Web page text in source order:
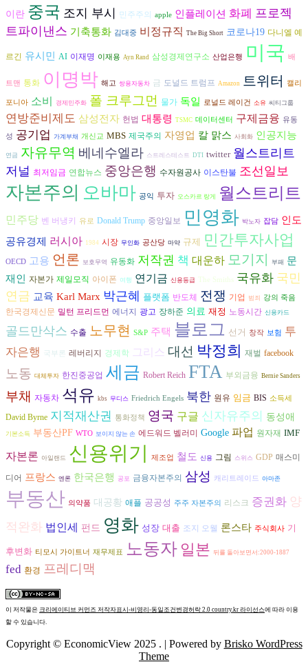
이란 중국 조지 부시 민주주의 apple 인플레이션 화폐 프로젝
트파이낸스 기축통화 김대중 비정규직 The Big Short 코로나19 다니엘 예
르긴 유시민 AI 이재명 이재용 Ayn Rand 삼성경제연구소 산업은행 미국 배
트맨 통화 이명박 해고 쌍용자동차 금 도널드 트럼프 Amazon 트위터 캘리
포니아 소비 경제민주화 폴 크루그먼 물가 독일 로널드 레이건 소유 씨티그룹
연방준비제도 삼성전자 헌법 대통령 TSMC 데이터센터 구제금융 유동
성 공기업 가계부채 개신교 MBS 제국주의 자영업 칼 맑스 사회화 인공지능
연금 자유무역 베네수엘라 스트레스테스트 DTI twitter 월스트리트
저널 최저임금 연합뉴스 중앙은행 수자원공사 이스탄불 조선일보
자본주의 오바마 공익 투자 오스카르 랑게 월스트리트
민주당 벤 버냉키 유로 Donald Trump 중앙일보 민영화 박노자 잡담 인도
공유경제 러시아 1984 시장 무인화 공산당 마약 규제 민간투자사업
OECD 고용 언론 보호무역 유동화 저작권 책 대운하 모기지 부패 문
재인 자본가 제일모직 아이폰 여행 연기금 신용등급 The Smiths 국유화 국민
연금 교육 Karl Marx 박근혜 플랫폼 반도체 전쟁 기업 범죄 강의 죽음
한국경제신문 밀턴 프리드먼 에너지 광고 장하준 의료 재정 노동시간 신용카드
골드만삭스 수출 노무현 S&P 주택 블로그 선거 창작 보험 투
자은행
국부론 레버리지 경제학 그리스 대선 박정희 재벌 facebook
노동 대체투자 한진중공업 세금 Robert Reich FTA 부외금융 Bernie Sanders
부채 자동차 석유 kbs 무디스 Friedrich Engels 북한 원유 임금 BIS 소득세
David Byrne 지적재산권 통화정책 영국 구글 신자유주의 동성애
기본소득 부동산PF WTO 보이지 않는 손 에드워드 벨러미 Google 파업 원자재 IMF
자본론 아일랜드 신용위기 제조업 철도 신용 그림 스위스 GDP 매스미
디어 프랑스 엔론 한국은행 공포 금융자본주의 삼성 캐리트레이드 아마존
부동산 의약품 대공황 애플 공공성 주주 자본주의 리스크 증권화 양
적완화 법인세 펀드 영화 성장 대출 조지 오웰 론스타 주식회사 기
후변화 티모시 가이트너 재무제표 노동자 일본 뒤를 돌아보면서:2000-1887
fed 환경 프레디맥
이 저작물은 크리에이티브 커먼즈 저작자표시-비영리-동일조건변경허락 2.0 country.kr 라이선스에 따라 이용
할 수 있습니다.
Copyright © EconomicView 2025 . | Powered by Brisko WordPress
Theme